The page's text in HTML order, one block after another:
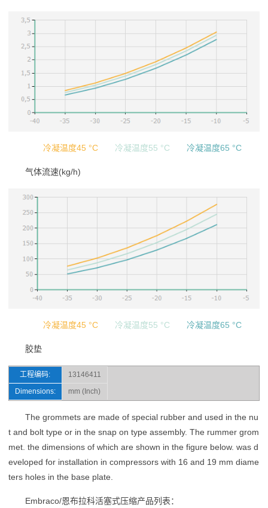
冷凝温度45 °C 冷凝温度55 °C 冷凝温度65 °C
气体流速(kg/h)
冷凝温度45 °C 冷凝温度55 °C 冷凝温度65 °C
胶垫
工程编码:
13146411
Dimensions:
mm (Inch)
The grommets are made of special rubber and used in the nu
t and bolt type or in the snap on type assembly. The rummer grom
met. the dimensions of which are shown in the figure below. was d
eveloped for installation in compressors with 16 and 19 mm diame
ters holes in the base plate.
Embraco/恩布拉科活塞式压缩产品列表：